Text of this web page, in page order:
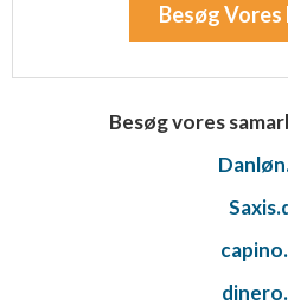
Besøg
Besøg vores